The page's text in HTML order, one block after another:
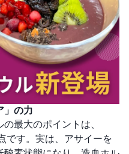
」の力
最大のポイントは、
です。実は、アサイーを